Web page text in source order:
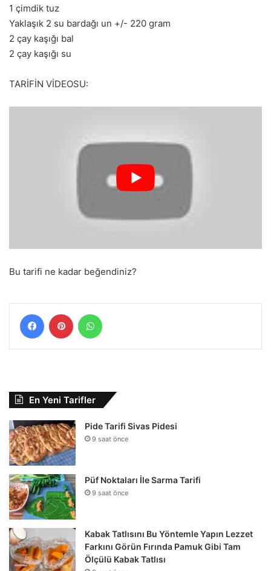
1 çimdik tuz
Yaklaşık 2 su bardağı un +/- 220 gram
2 çay kaşığı bal
2 çay kaşığı su
TARİFİN VİDEOSU:
Bu tarifi ne kadar beğendiniz?
FacebookPinterest
En Yeni Tarifler
Pide Tarifi Sivas Pidesi
9 saat önce
Püf Noktaları İle Sarma Tarifi
9 saat önce
Kabak Tatlısını Bu Yöntemle Yapın Lezzet
Farkını Görün Fırında Pamuk Gibi Tam
Ölçülü Kabak Tatlısı